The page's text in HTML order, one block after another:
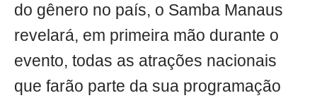
do gênero no país, o Samba Manaus
revelará, em primeira mão durante o
evento, todas as atrações nacionais
que farão parte da sua programação